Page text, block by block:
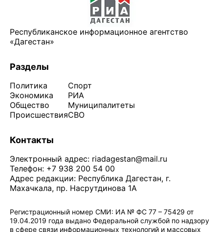
Республиканское информационное агентство
«Дагестан»
Разделы
Политика
Экономика
Общество
Происшествия
Спорт
РИА
Муниципалитеты
СВО
Контакты
Электронный адрес: riadagestan@mail.ru
Телефон: +7 938 200 54 00
Адрес редакции: Республика Дагестан, г.
Махачкала, пр. Насрутдинова 1А
Регистрационный номер СМИ: ИА № ФС 77 – 75429 от
19.04.2019 года выдано Федеральной службой по надзору
в сфере связи информационных технологий и массовых